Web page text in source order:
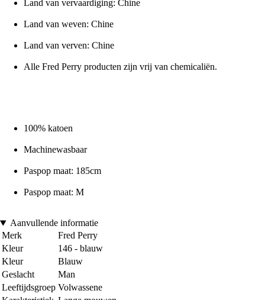
Land van vervaardiging: Chine
Land van weven: Chine
Land van verven: Chine
Alle Fred Perry producten zijn vrij van chemicaliën.
100% katoen
Machinewasbaar
Paspop maat: 185cm
Paspop maat: M
Aanvullende informatie
Merk
Fred Perry
Kleur
146 - blauw
Kleur
Blauw
Geslacht
Man
Leeftijdsgroep Volwassene